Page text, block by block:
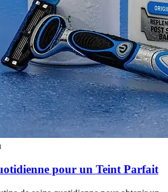
pour un Teint Parfait